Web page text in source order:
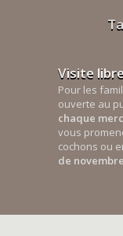
Visite
Pour les
ouverte au
chaque
vous
cochons ou
de